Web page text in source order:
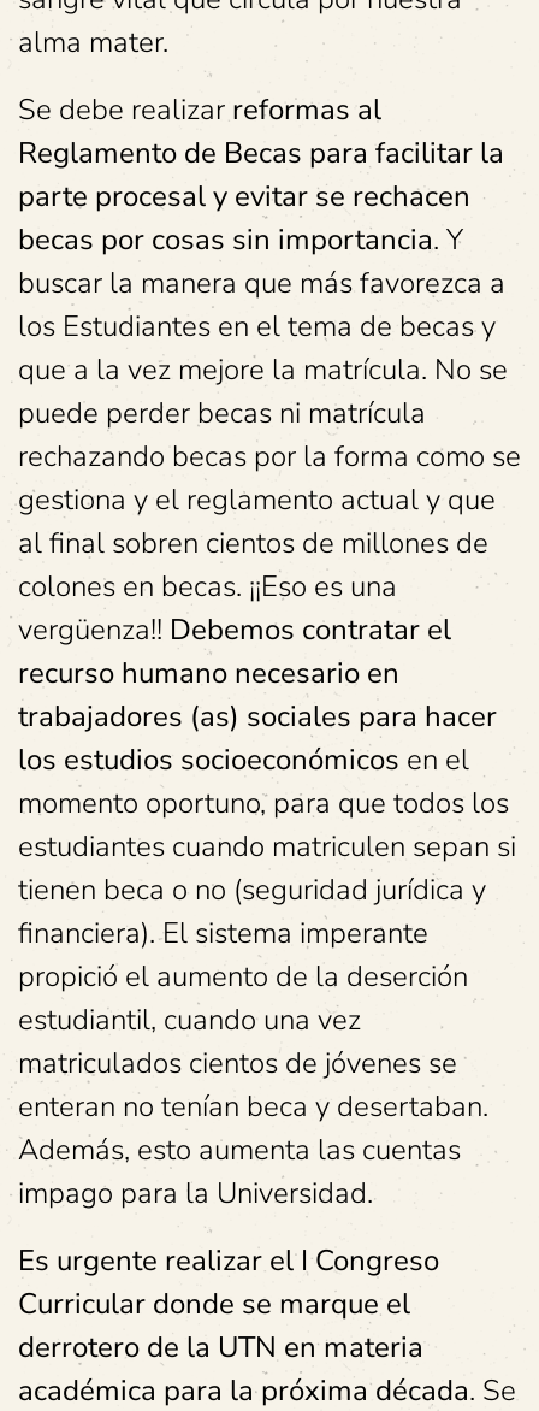
alma mater.
Se debe realizar reformas al
Reglamento de Becas para facilitar la
parte procesal y evitar se rechacen
becas por cosas sin importancia. Y
buscar la manera que más favorezca a
los Estudiantes en el tema de becas y
que a la vez mejore la matrícula. No se
puede perder becas ni matrícula
rechazando becas por la forma como se
gestiona y el reglamento actual y que
al final sobren cientos de millones de
colones en becas. ¡¡Eso es una
vergüenza!! Debemos contratar el
recurso humano necesario en
trabajadores (as) sociales para hacer
los estudios socioeconómicos en el
momento oportuno, para que todos los
estudiantes cuando matriculen sepan si
tienen beca o no (seguridad jurídica y
financiera). El sistema imperante
propició el aumento de la deserción
estudiantil, cuando una vez
matriculados cientos de jóvenes se
enteran no tenían beca y desertaban.
Además, esto aumenta las cuentas
impago para la Universidad.
Es urgente realizar el I Congreso
Curricular donde se marque el
derrotero de la UTN en materia
académica para la próxima década. Se